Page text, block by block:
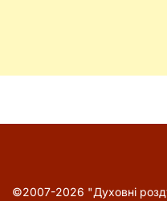
©2007-2026 "Духовні